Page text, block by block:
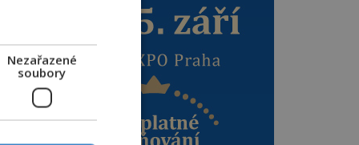
Nezařazené
soubory